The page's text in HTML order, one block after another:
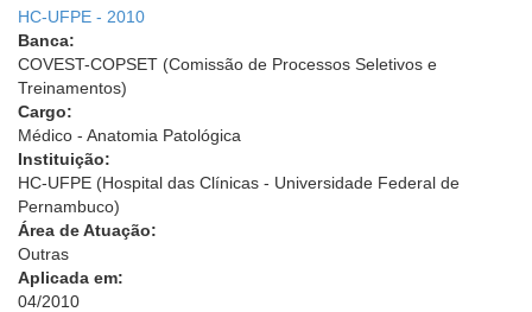
HC-UFPE - 2010
Banca:
COVEST-COPSET (Comissão de Processos Seletivos e
Treinamentos)
Cargo:
Médico - Anatomia Patológica
Instituição:
HC-UFPE (Hospital das Clínicas - Universidade Federal de
Pernambuco)
Área de Atuação:
Outras
Aplicada em:
04/2010